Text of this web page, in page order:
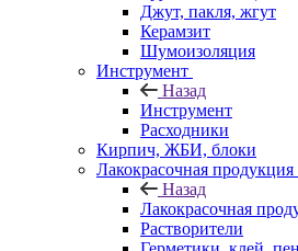
Джут, пакля, жгут
Керамзит
Шумоизоляция
Инструмент
Назад
Инструмент
Расходники
Кирпич, ЖБИ, блоки
Лакокрасочная продукция
Назад
Лакокрасочная
Растворители